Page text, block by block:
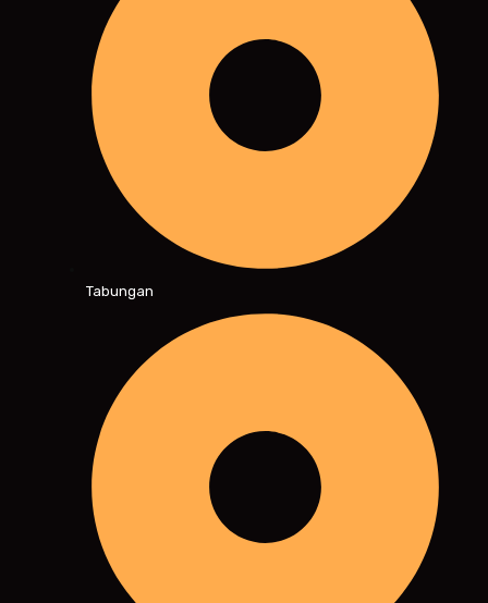
Tabungan